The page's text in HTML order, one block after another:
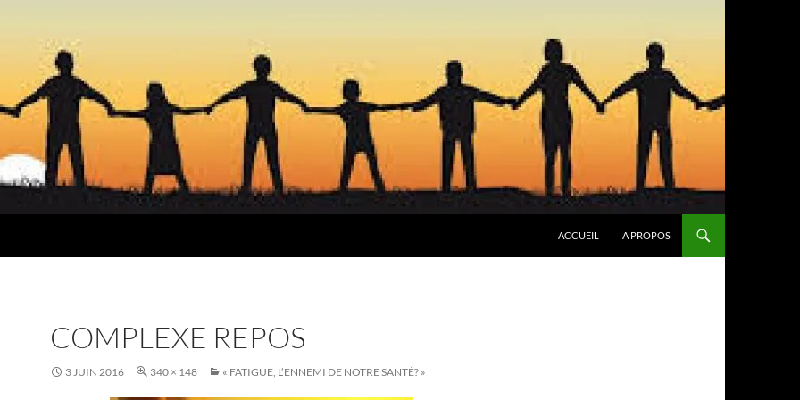
ACCUEIL A PROPOS
COMPLEXE REPOS
3 JUIN 2016 340 × 148 « FATIGUE, L’ENNEMI DE NOTRE SANTÉ? »